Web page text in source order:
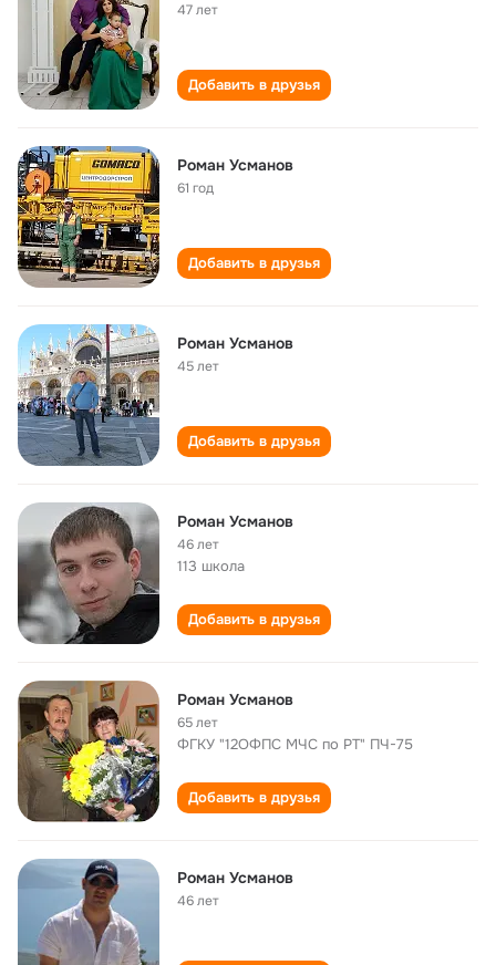
47 лет
Добавить в друзья
Роман Усманов
61 год
Добавить в друзья
Роман Усманов
45 лет
Добавить в друзья
Роман Усманов
46 лет
113 школа
Добавить в друзья
Роман Усманов
65 лет
ФГКУ "12ОФПС МЧС по РТ" ПЧ-75
Добавить в друзья
Роман Усманов
46 лет